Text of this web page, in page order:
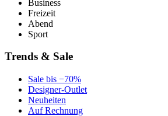
Business
Freizeit
Abend
Sport
Trends & Sale
Sale bis −70%
Designer-Outlet
Neuheiten
Auf Rechnung